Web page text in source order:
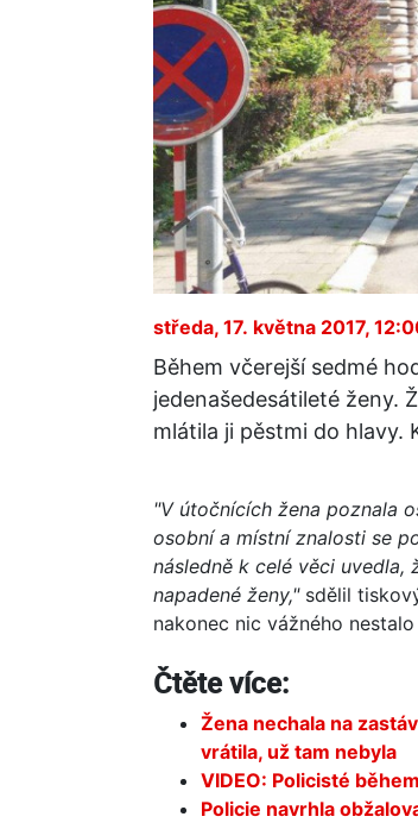
středa, 17. května 2017,
Během včerejší sedmé
jedenašedesátileté ženy.
mlátila ji pěstmi do hlavy.
"V útočnících žena poznala
osobní a místní znalosti se
následně k celé věci
napadené ženy,"sdělil
nakonec nic vážného
Čtěte více:
Žena nechala na
vrátila, už tam nebyla
VIDEO: Policisté
Policie navrhla